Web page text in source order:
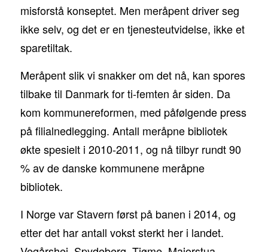
misforstå konseptet. Men meråpent driver seg
ikke selv, og det er en tjenesteutvidelse, ikke et
sparetiltak.
Meråpent slik vi snakker om det nå, kan spores
tilbake til Danmark for ti-femten år siden. Da
kom kommunereformen, med påfølgende press
på filialnedlegging. Antall meråpne bibliotek
økte spesielt i 2010-2011, og nå tilbyr rundt 90
% av de danske kommunene meråpne
bibliotek.
I Norge var Stavern først på banen i 2014, og
etter det har antall vokst sterkt her i landet.